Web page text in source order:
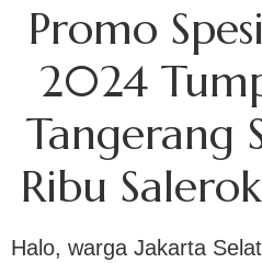
Promo
2024
Tangerang
Ribu
Halo, warga Jakarta